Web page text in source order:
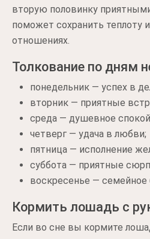
вторую половинку
поможет сохранить теплоту
отношениях.
Толкование по дням
понедельник — успех в
вторник — приятные
среда — душевное
четверг — удача в любви;
пятница — исполнение
суббота — приятные
воскресенье — семейное
Кормить лошадь с
Если во сне вы кормите